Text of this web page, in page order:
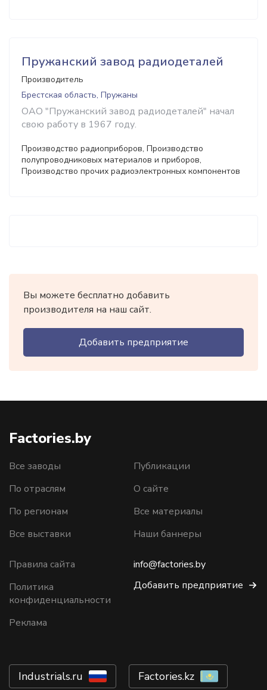
Пружанский завод радиодеталей
Производитель
Брестская область, Пружаны
ОАО "Пружанский завод радиодеталей" начал
свою работу в 1967 году.
Производство радиоприборов, Производство
полупроводниковых материалов и приборов,
Производство прочих радиоэлектронных компонентов
Вы можете бесплатно добавить
производителя на наш сайт.
Добавить предприятие
Factories.by
Все заводы
По отраслям
По регионам
Все выставки
Публикации
О сайте
Все материалы
Наши баннеры
Правила сайта
Политика
конфиденциальности
Реклама
info@factories.by
Добавить предприятие
Industrials.ru Factories.kz